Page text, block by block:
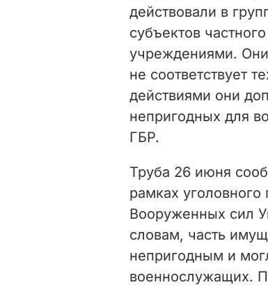
действовали в
субъектов
учреждениями. Они
не соответствует
действиями они
непригодных для
ГБР.
Труба 26 июня
рамках
Вооруженных сил
словам, часть
непригодным и
военнослужащих.